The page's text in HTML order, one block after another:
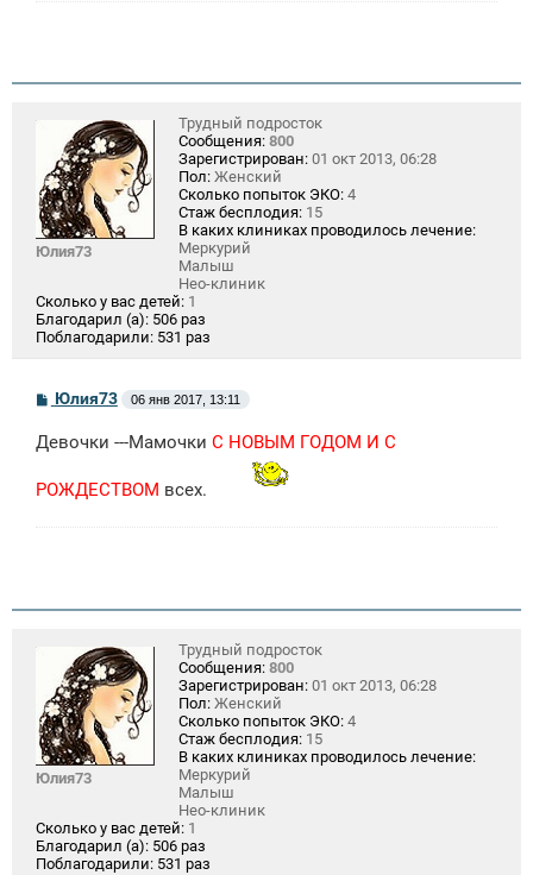
Юлия73
Трудный подросток
Сообщения: 800
Зарегистрирован: 01 окт 2013, 06:28
Пол: Женский
Сколько попыток ЭКО: 4
Стаж бесплодия: 15
В каких клиниках проводилось лечение:
Меркурий
Малыш
Нео-клиник
Сколько у вас детей: 1
Благодарил (а): 506 раз
Поблагодарили: 531 раз
С
б
е
н
Юлия73 06 янв 2017, 13:11
Девочки ---Мамочки С НОВЫМ ГОДОМ И С
РОЖДЕСТВОМ всех.
Юлия73
Трудный подросток
Сообщения: 800
Зарегистрирован: 01 окт 2013, 06:28
Пол: Женский
Сколько попыток ЭКО: 4
Стаж бесплодия: 15
В каких клиниках проводилось лечение:
Меркурий
Малыш
Нео-клиник
Сколько у вас детей: 1
Благодарил (а): 506 раз
Поблагодарили: 531 раз